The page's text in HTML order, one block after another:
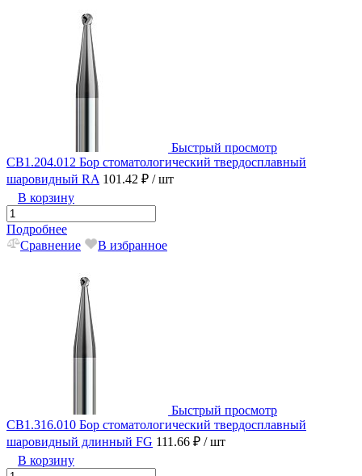
Быстрый просмотр
CB1.204.012 Бор стоматологический твердосплавный
шаровидный RA 101.42 ₽ / шт
В корзину
Подробнее
Сравнение
В избранное
Быстрый просмотр
CB1.316.010 Бор стоматологический твердосплавный
шаровидный длинный FG 111.66 ₽ / шт
В корзину